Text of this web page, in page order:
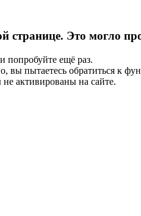
странице. Это могло
попробуйте ещё раз.
вы пытаетесь обратиться к
активированы на сайте.